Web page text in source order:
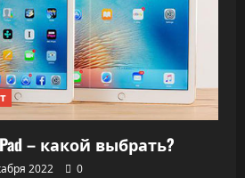
– какой выбрать?
2022 0